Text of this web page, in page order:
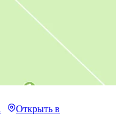
Открыть в